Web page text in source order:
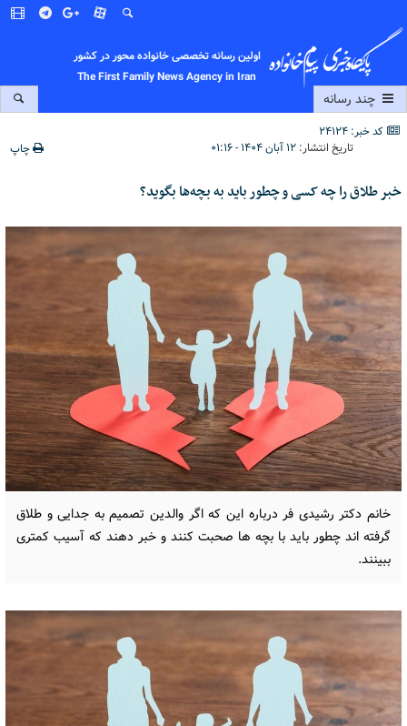
اولین رسانه تخصصی خانواده محور در کشور
The First Family News Agency in Iran
چند رسانه
کد خبر: 24124
تاریخ انتشار: ۱۲ آبان ۱۴۰۴ - ۰۱:۱۶ چاپ
خبر طلاق را چه کسی و چطور باید به بچه‌ها بگوید؟
خانم دکتر رشیدی فر درباره این که اگر والدین تصمیم به جدایی و طلاق
گرفته اند چطور باید با بچه ها صحبت کنند و خبر دهند که آسیب کمتری
ببینند.